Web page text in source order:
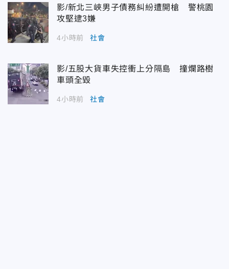
影/新北三峽男子債務糾紛遭開槍 警桃園
攻堅逮3嫌
4小時前 社會
影/五股大貨車失控衝上分隔島 撞爛路樹
車頭全毀
4小時前 社會